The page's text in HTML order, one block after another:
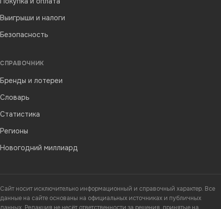
Выигрыши и налоги
Безопасность
СПРАВОЧНИК
Бренды и лотереи
Словарь
Статистика
Регионы
Новогодний миллиард
Сайт носит исключительно информационный и справочный характер. Все
данные на сайте основаны на официальных источниках и публичных